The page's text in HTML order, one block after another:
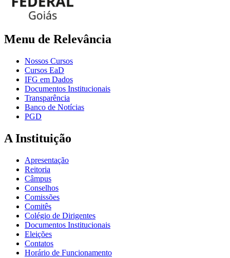
Menu de Relevância
Nossos Cursos
Cursos EaD
IFG em Dados
Documentos Institucionais
Transparência
Banco de Notícias
PGD
A Instituição
Apresentação
Reitoria
Câmpus
Conselhos
Comissões
Comitês
Colégio de Dirigentes
Documentos Institucionais
Eleições
Contatos
Horário de Funcionamento